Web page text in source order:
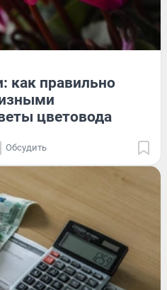
как правильно
цветовода
Обсудить